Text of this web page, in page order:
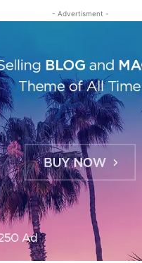
- Advertisment -